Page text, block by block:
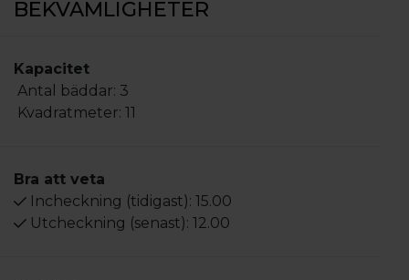
BEKVÄMLIGHETER
Kapacitet
Antal bäddar: 3
Kvadratmeter: 11
Bra att veta
Incheckning (tidigast): 15.00
Utcheckning (senast): 12.00